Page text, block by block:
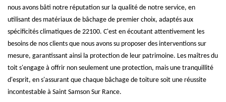
nous avons bâti notre réputation sur la qualité de notre service, en
utilisant des matériaux de bâchage de premier choix, adaptés aux
spécificités climatiques de 22100. C'est en écoutant attentivement les
besoins de nos clients que nous avons su proposer des interventions sur
mesure, garantissant ainsi la protection de leur patrimoine. Les maîtres du
toit s'engage à offrir non seulement une protection, mais une tranquillité
d'esprit, en s'assurant que chaque bâchage de toiture soit une réussite
incontestable à Saint Samson Sur Rance.